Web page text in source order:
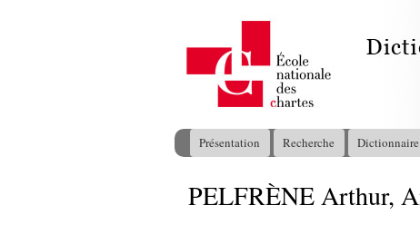
Menu principal
Présentation Recherche Dictionnaire
Vous êtes ici
PELFRÈNE Arthur,